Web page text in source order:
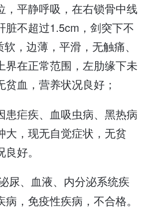
，平静呼吸，在右锁骨中线
脏不超过1.5cm，剑突下不
，边薄，平滑，无触痛、
界在正常范围，左肋缘下未
贫血，营养状况良好；
患疟疾、血吸虫病、黑热病
大，现无自觉症状，无贫
好。
尿、血液、内分泌系统疾
，免疫性疾病，不合格。